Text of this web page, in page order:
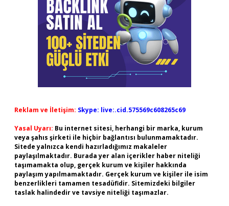
Reklam ve İletişim: Skype: live:.cid.575569c608265c69
Yasal Uyarı: Bu internet sitesi, herhangi bir marka, kurum
veya şahıs şirketi ile hiçbir bağlantısı bulunmamaktadır.
Sitede yalnızca kendi hazırladığımız makaleler
paylaşılmaktadır. Burada yer alan içerikler haber niteliği
taşımamakta olup, gerçek kurum ve kişiler hakkında
paylaşım yapılmamaktadır. Gerçek kurum ve kişiler ile isim
benzerlikleri tamamen tesadüfidir. Sitemizdeki bilgiler
taslak halindedir ve tavsiye niteliği taşımazlar.